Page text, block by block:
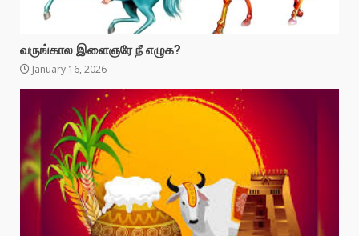
வருங்கால இளைஞரே நீ எழுக?
January 16, 2026